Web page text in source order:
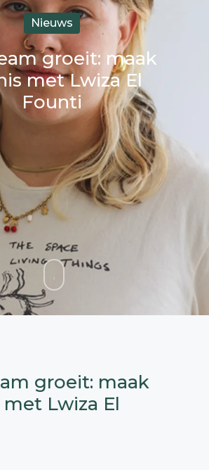
Nieuws
groeit: maak
met Lwiza El
Founti
groeit: maak
Lwiza El